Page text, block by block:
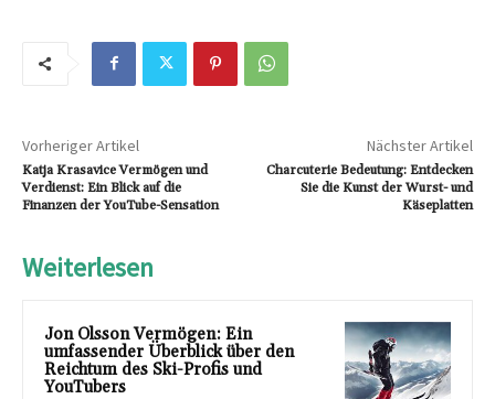
Vorheriger Artikel
Katja Krasavice Vermögen und
Verdienst: Ein Blick auf die
Finanzen der YouTube-Sensation
Nächster Artikel
Charcuterie Bedeutung: Entdecken
Sie die Kunst der Wurst- und
Käseplatten
Weiterlesen
Jon Olsson Vermögen: Ein
umfassender Überblick über den
Reichtum des Ski-Profis und
YouTubers